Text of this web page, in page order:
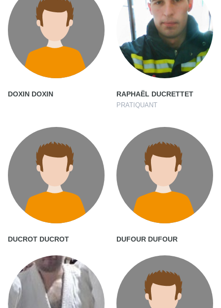
DOXIN DOXIN RAPHAËL DUCRETTET
PRATIQUANT
DUCROT DUCROT DUFOUR DUFOUR